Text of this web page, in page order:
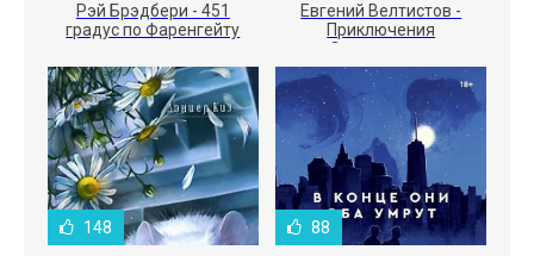
Рэй Брэдбери - 451
градус по Фаренгейту
Евгений Велтистов -
Приключения
Электроника
148 88